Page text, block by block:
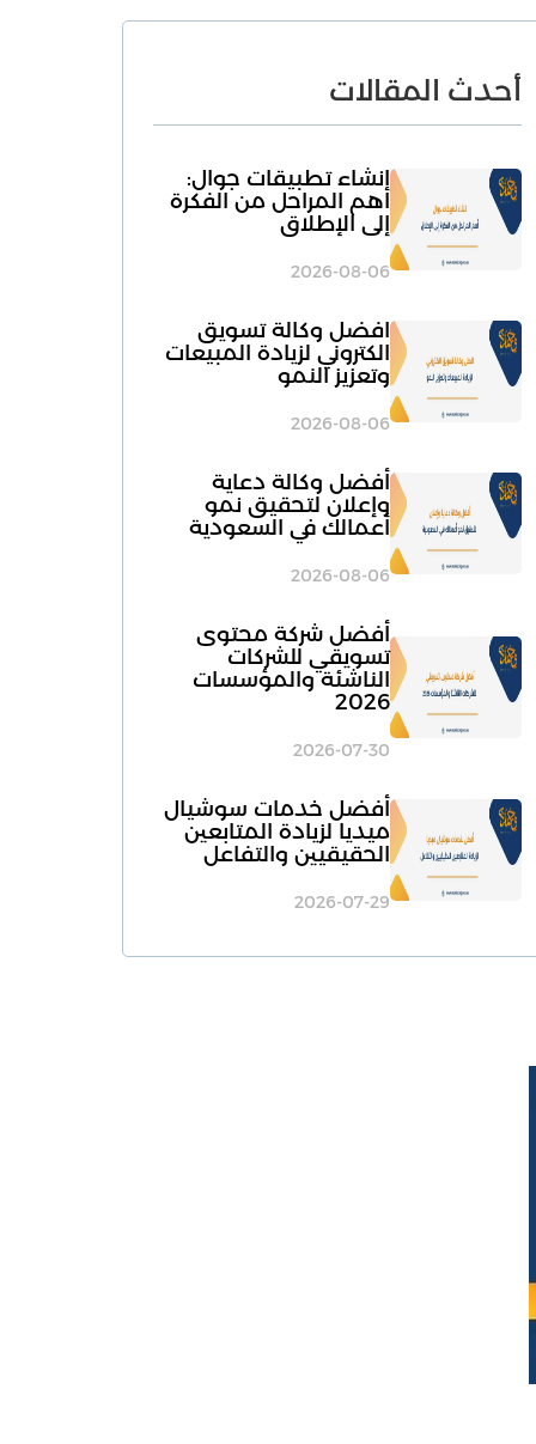
أحدث المقالات
انشاء تطبيقات جوال:
أهم المراحل من الفكرة
إلى الإطلاق
2026-08-06
افضل وكالة تسويق
الكتروني لزيادة المبيعات
وتعزيز النمو
2026-08-06
أفضل وكالة دعاية
وإعلان لتحقيق نمو
أعمالك في السعودية
2026-08-06
أفضل شركة محتوى
تسويقي للشركات
الناشئة والمؤسسات
2026
2026-07-30
أفضل خدمات سوشيال
ميديا لزيادة المتابعين
الحقيقيين والتفاعل
2026-07-29